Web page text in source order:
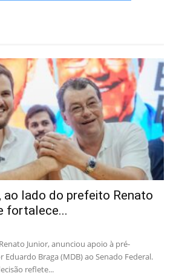
ao lado do prefeito Renato
fortalece...
Junior, anunciou apoio à pré-
Braga (MDB) ao Senado Federal.
reflete...